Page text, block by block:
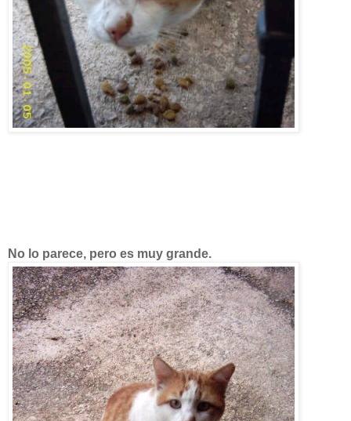
No lo parece, pero es muy grande.